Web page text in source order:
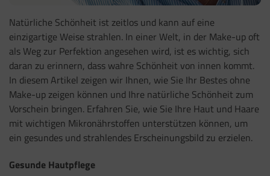
Natürliche Schönheit ist zeitlos und kann auf eine
einzigartige Weise strahlen. In einer Welt, in der Make-up oft
als Weg zur Perfektion angesehen wird, ist es wichtig, sich
daran zu erinnern, dass wahre Schönheit von innen kommt.
In diesem Artikel zeigen wir Ihnen, wie Sie Ihr Bestes ohne
Make-up zeigen können und Ihre natürliche Schönheit zum
Vorschein bringen. Erfahren Sie, wie Sie Ihre Haut und Haare
mit wichtigen Mikronährstoffen unterstützen können, um
ein gesundes und strahlendes Erscheinungsbild zu erzielen.
Gesunde Hautpflege